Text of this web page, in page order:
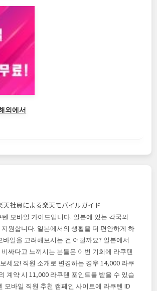
외에서
모바일 가이드입니다. 일본에 있는 각국의
원합니다. 일본에서의 생활을 더 편안하게 하
바일을 고려해보시는 건 어떨까요? 일본에서
싸다고 느끼시는 분들은 이번 기회에 라쿠텐
세요! 직원 소개로 변경하는 경우 14,000 라쿠
계약 시 11,000 라쿠텐 포인트를 받을 수 있습
모바일 직원 추천 캠페인 사이트에 라쿠텐 ID